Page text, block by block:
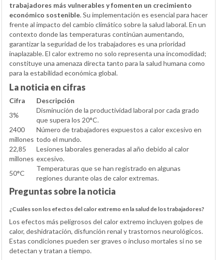
trabajadores más vulnerables y fomenten un crecimiento
económico sostenible. Su implementación es esencial para hacer
frente al impacto del cambio climático sobre la salud laboral. En un
contexto donde las temperaturas continúan aumentando,
garantizar la seguridad de los trabajadores es una prioridad
inaplazable. El calor extremo no solo representa una incomodidad;
constituye una amenaza directa tanto para la salud humana como
para la estabilidad económica global.
La noticia en cifras
Cifra
Descripción
3%
Disminución de la productividad laboral por cada grado
que supera los 20°C.
2400
millones
Número de trabajadores expuestos a calor excesivo en
todo el mundo.
22,85
millones
Lesiones laborales generadas al año debido al calor
excesivo.
50°C
Temperaturas que se han registrado en algunas
regiones durante olas de calor extremas.
Preguntas sobre la noticia
¿Cuáles son los efectos del calor extremo en la salud de los trabajadores?
Los efectos más peligrosos del calor extremo incluyen golpes de
calor, deshidratación, disfunción renal y trastornos neurológicos.
Estas condiciones pueden ser graves o incluso mortales si no se
detectan y tratan a tiempo.